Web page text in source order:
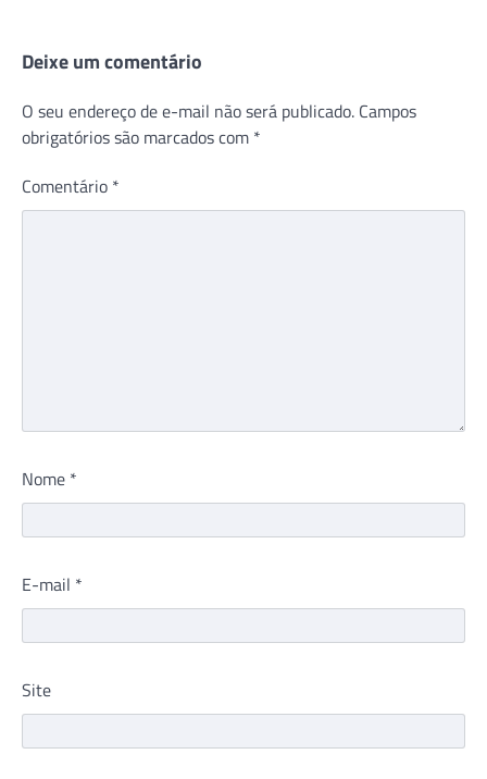
Deixe um comentário
O seu endereço de e-mail não será publicado. Campos
obrigatórios são marcados com *
Comentário *
Nome *
E-mail *
Site